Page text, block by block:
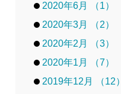
2020年6月 （1）
2020年3月 （2）
2020年2月 （3）
2020年1月 （7）
2019年12月 （12）